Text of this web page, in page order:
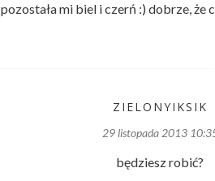
pozostała mi biel i czerń :) dobrze, że
ZIELONYIKSIK
29 listopada 2013
będziesz robić?